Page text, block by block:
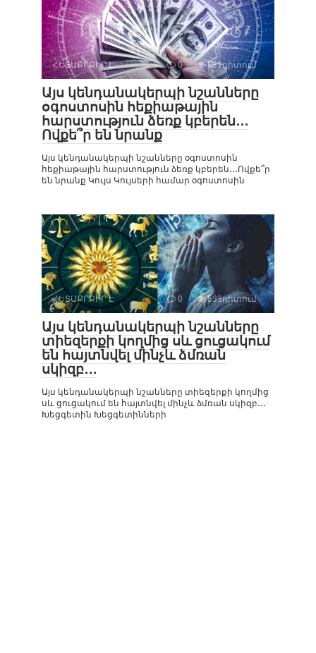
ՀԵՏԱՔՐՔԻՐ Է 0 839դիտում
Այս կենդանակերպի նշանները
օգոստոսին հեքիաթային
հարստություն ձեռք կբերեն․․․
Ովքե՞ր են նրանք
Այս կենդանակերպի նշանները օգոստոսին
հեքիաթային հարստություն ձեռք կբերեն․․․Ովքե՞ր
են նրանք Կույս Կույսերի համար օգոստոսին
ՀԵՏԱՔՐՔԻՐ Է 0 533դիտում
Այս կենդանակերպի նշանները
տիեզերքի կողմից սև ցուցակում
են հայտնվել մինչև ձմռան
սկիզբ․․․
Այս կենդանակերպի նշանները տիեզերքի կողմից
սև ցուցակում են հայտնվել մինչև ձմռան սկիզբ․․․
Խեցգետին Խեցգետինների